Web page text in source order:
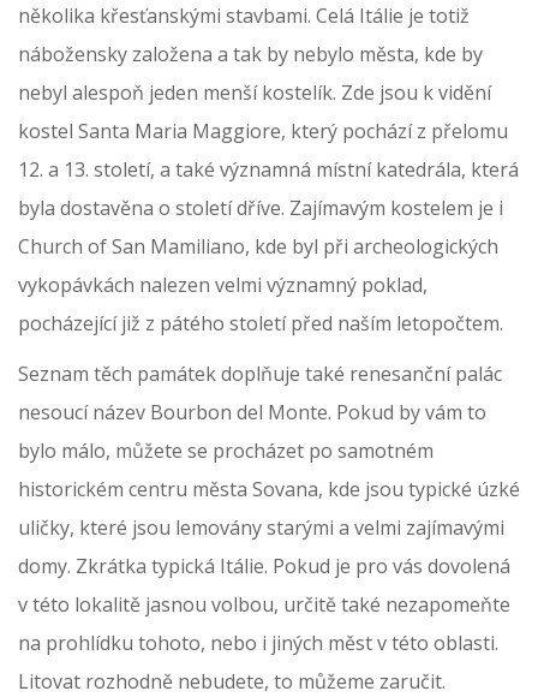
několika křesťanskými stavbami. Celá Itálie je totiž
nábožensky založena a tak by nebylo města, kde by
nebyl alespoň jeden menší kostelík. Zde jsou k vidění
kostel Santa Maria Maggiore, který pochází z přelomu
12. a 13. století, a také významná místní katedrála, která
byla dostavěna o století dříve. Zajímavým kostelem je i
Church of San Mamiliano, kde byl při archeologických
vykopávkách nalezen velmi významný poklad,
pocházející již z pátého století před naším letopočtem.
Seznam těch památek doplňuje také renesanční palác
nesoucí název Bourbon del Monte. Pokud by vám to
bylo málo, můžete se procházet po samotném
historickém centru města Sovana, kde jsou typické úzké
uličky, které jsou lemovány starými a velmi zajímavými
domy. Zkrátka typická Itálie. Pokud je pro vás dovolená
v této lokalitě jasnou volbou, určitě také nezapomeňte
na prohlídku tohoto, nebo i jiných měst v této oblasti.
Litovat rozhodně nebudete, to můžeme zaručit.